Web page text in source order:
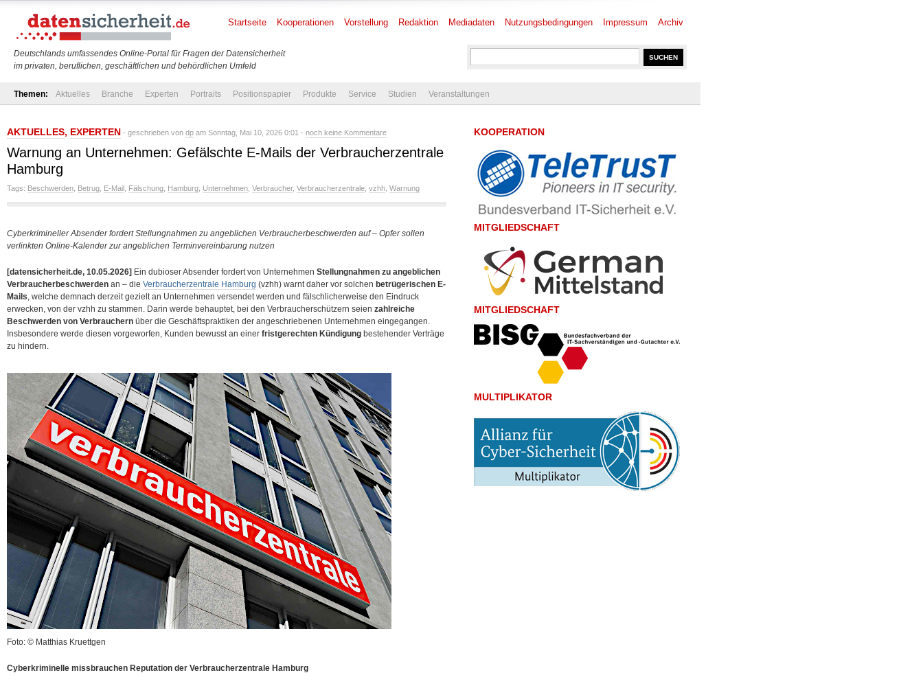
Deutschlands umfassendes Online-Portal für Fragen der Datensicherheit
im privaten, beruflichen, geschäftlichen und behördlichen Umfeld
Startseite Kooperationen Vorstellung Redaktion Mediadaten Nutzungsbedingungen Impressum Archiv
Themen: Aktuelles Branche Experten Portraits Positionspapier Produkte Service Studien Veranstaltungen
AKTUELLES, EXPERTEN - geschrieben von dp am Sonntag, Mai 10, 2026 0:01 - noch keine Kommentare
Warnung an Unternehmen: Gefälschte E-Mails der Verbraucherzentrale
Hamburg
Tags: Beschwerden Betrug E-Mail Fälschung Hamburg Unternehmen Verbraucher, Verbraucherzentrale vzhh Warnung
Cyberkrimineller Absender fordert Stellungnahmen zu angeblichen Verbraucherbeschwerden auf – Opfer sollen
verlinkten Online-Kalender zur angeblichen Terminvereinbarung nutzen
[datensicherheit.de, 10.05.2026] Ein dubioser Absender fordert von Unternehmen Stellungnahmen zu angeblichen
Verbraucherbeschwerden an – die Verbraucherzentrale Hamburg (vzhh) warnt daher vor solchen betrügerischen E-
Mails, welche demnach derzeit gezielt an Unternehmen versendet werden und fälschlicherweise den Eindruck
erwecken, von der vzhh zu stammen. Darin werde behauptet, bei den Verbraucherschützern seien zahlreiche
Beschwerden von Verbrauchern über die Geschäftspraktiken der angeschriebenen Unternehmen eingegangen.
Insbesondere werde diesen vorgeworfen, Kunden bewusst an einer fristgerechten Kündigung bestehender Verträge
zu hindern.
Foto: © Matthias Kruettgen
Cyberkriminelle missbrauchen Reputation der Verbraucherzentrale Hamburg
KOOPERATION
MITGLIEDSCHAFT
MITGLIEDSCHAFT
MULTIPLIKATOR